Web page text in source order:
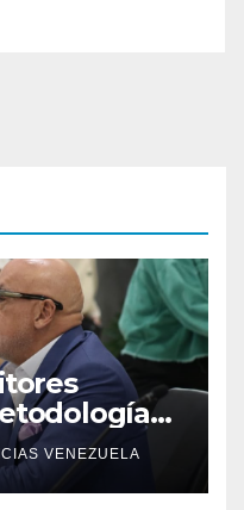
diálogo en
VENEZUELA